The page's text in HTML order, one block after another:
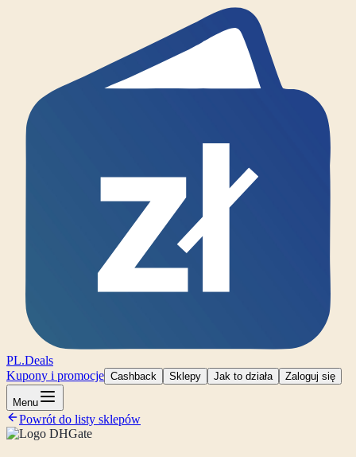
PL.Deals
Kupony i promocje Cashback Sklepy Jak to działa Zaloguj się
Menu
Powrót do listy sklepów